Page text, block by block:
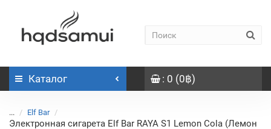
Каталог : 0 (0฿)
... Elf Bar
Электронная сигарета Elf Bar RAYA S1 Lemon Cola (Лемон